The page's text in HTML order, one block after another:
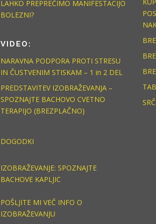
LAHKO PREPREČIMO MANIFESTACIJO
BOLEZNI?
VIDEO:
NARAVNA PODPORA PROTI STRESU
IN ČUSTVENIM STISKAM – 1 in 2 DEL
PREDSTAVITEV IZOBRAŽEVANJA –
SPOZNAJTE BACHOVO CVETNO
TERAPIJO (BREZPLAČNO)
DOGODKI
IZOBRAŽEVANJE: SPOZNAJTE
BACHOVE KAPLJIC
POŠLJITE MI VEČ INFO O
IZOBRAŽEVANJU